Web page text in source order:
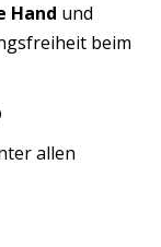
Hand und
beim
allen